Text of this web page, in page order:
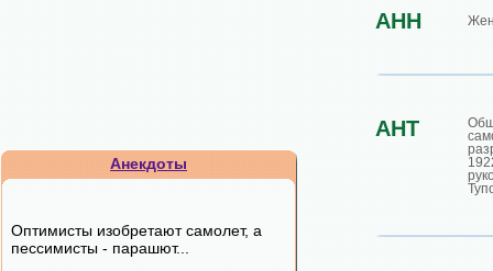
Анекдоты
Оптимисты изобpетают самолет, а
пессимисты - паpашют...
АНН
АНТ